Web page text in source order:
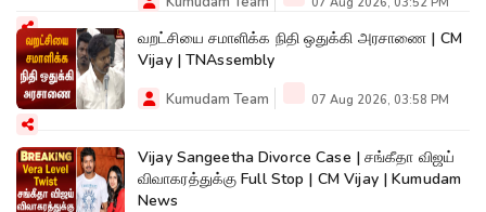
வறட்சியை சமாளிக்க நிதி ஒதுக்கி அரசாணை | CM
Vijay | TNAssembly
Kumudam Team 07 Aug 2026, 03:58 PM
Vijay Sangeetha Divorce Case | சங்கீதா விஜய்
விவாகரத்துக்கு Full Stop | CM Vijay | Kumudam
News